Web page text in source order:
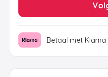
Betaal met